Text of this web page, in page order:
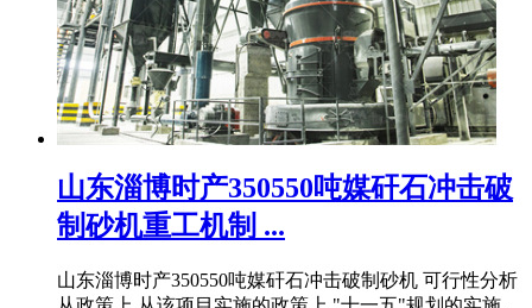
山东淄博时产350550吨媒矸石冲击破
制砂机重工机制 ...
山东淄博时产350550吨媒矸石冲击破制砂机 可行性分析